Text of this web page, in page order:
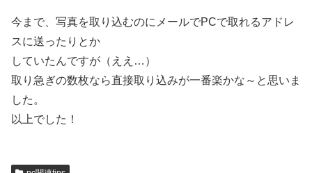
今まで、写真を取り込むのにメールでPCで取れるアドレ
スに送ったりとか
していたんですが（ええ…）
取り急ぎの数枚なら直接取り込みが一番楽かな～と思いま
した。
以上でした！